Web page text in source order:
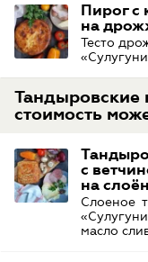
Пирог с
на
Тесто
Тандыровские
стоимость
с
на
Слоеное
масло